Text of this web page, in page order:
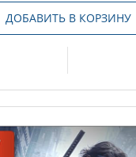
ДОБАВИТЬ В КОРЗИНУ